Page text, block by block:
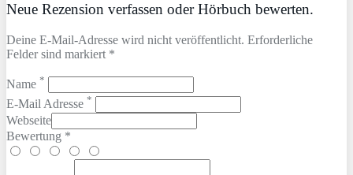
Neue Rezension verfassen oder Hörbuch bewerten.
Deine E-Mail-Adresse wird nicht veröffentlicht. Erforderliche
Felder sind markiert *
Name *
E-Mail Adresse *
Webseite
Bewertung *